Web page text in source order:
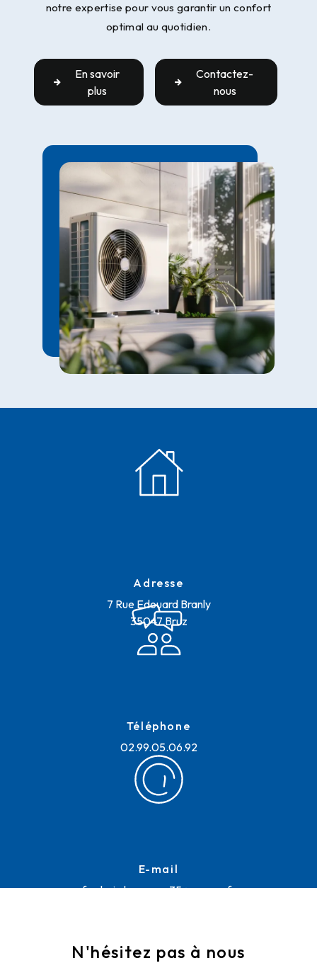
notre expertise pour vous garantir un confort
optimal au quotidien.
En savoir
plus
Contactez-
nous
Adresse
7 Rue Edouard Branly
35047 Bruz
Téléphone
02.99.05.06.92
E-mail
frederic.lemoussu35@orange.fr
N'hésitez pas à nous